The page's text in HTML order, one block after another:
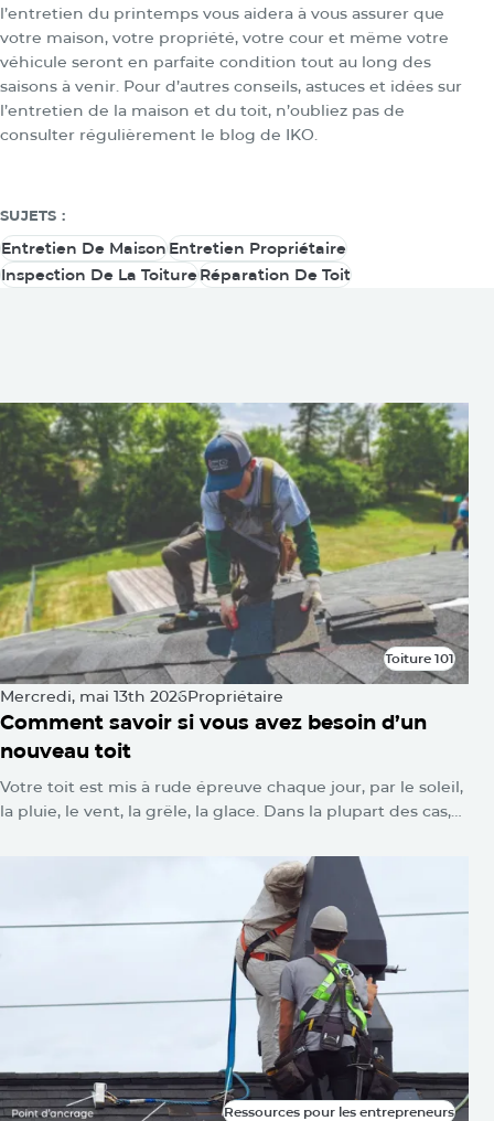
l’entretien du printemps vous aidera à vous assurer que
votre maison, votre propriété, votre cour et même votre
véhicule seront en parfaite condition tout au long des
saisons à venir. Pour d’autres conseils, astuces et idées sur
l’entretien de la maison et du toit, n’oubliez pas de
consulter régulièrement le blog de IKO.
SUJETS :
Entretien De Maison
Entretien De Maison
Entretien Propriétaire
Entretien Propriétaire
Inspection De La ToitureRéparation De Toit
Toiture 101
Toiture 101
Mercredi, mai 13th 2026Propriétaire
Comment savoir si vous avez besoin d’un
nouveau toit
Votre toit est mis à rude épreuve chaque jour, par le soleil,
la pluie, le vent, la grêle, la glace. Dans la plupart des cas,
Aucun voyant d’avertissement ne clignote. Les dommages
s’accumulent silencieusement jusqu’au jour où l’on se
retrouve avec une tache d’eau au plafond ou une toiture
qui s’affaisse.
Ressources pour les entrepreneurs